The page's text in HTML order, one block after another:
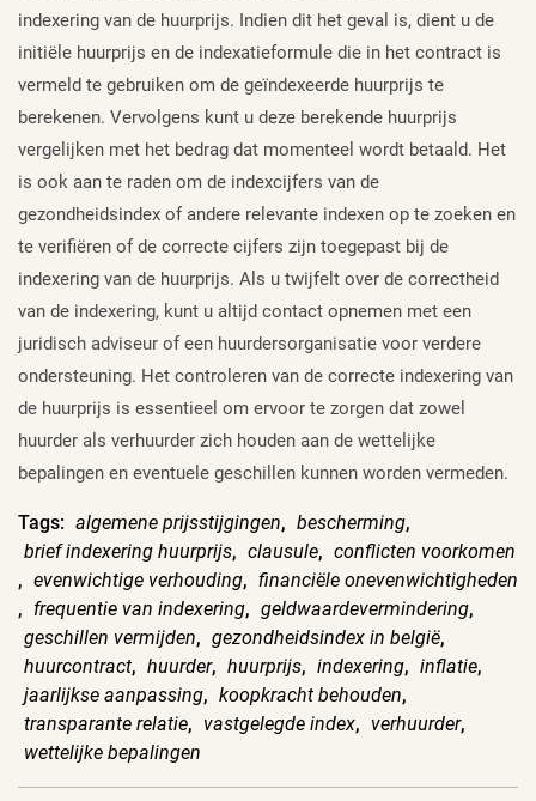
indexering van de huurprijs. Indien dit het geval is, dient u de
initiële huurprijs en de indexatieformule die in het contract is
vermeld te gebruiken om de geïndexeerde huurprijs te
berekenen. Vervolgens kunt u deze berekende huurprijs
vergelijken met het bedrag dat momenteel wordt betaald. Het
is ook aan te raden om de indexcijfers van de
gezondheidsindex of andere relevante indexen op te zoeken en
te verifiëren of de correcte cijfers zijn toegepast bij de
indexering van de huurprijs. Als u twijfelt over de correctheid
van de indexering, kunt u altijd contact opnemen met een
juridisch adviseur of een huurdersorganisatie voor verdere
ondersteuning. Het controleren van de correcte indexering van
de huurprijs is essentieel om ervoor te zorgen dat zowel
huurder als verhuurder zich houden aan de wettelijke
bepalingen en eventuele geschillen kunnen worden vermeden.
Tags: algemene prijsstijgingen, bescherming,
brief indexering huurprijs, clausule, conflicten voorkomen
, evenwichtige verhouding, financiële onevenwichtigheden
, frequentie van indexering, geldwaardevermindering,
geschillen vermijden, gezondheidsindex in belgië,
huurcontract, huurder, huurprijs, indexering, inflatie,
jaarlijkse aanpassing, koopkracht behouden,
transparante relatie, vastgelegde index, verhuurder,
wettelijke bepalingen